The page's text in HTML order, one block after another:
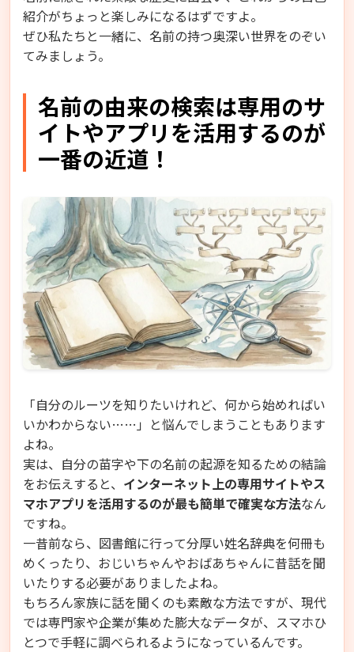
紹介がちょっと楽しみになるはずですよ。
ぜひ私たちと一緒に、名前の持つ奥深い世界をのぞい
てみましょう。
名前の由来の検索は専用のサ
イトやアプリを活用するのが
一番の近道！
「自分のルーツを知りたいけれど、何から始めればい
いかわからない……」と悩んでしまうこともあります
よね。
実は、自分の苗字や下の名前の起源を知るための結論
をお伝えすると、 インターネット上の専用サイトやス
マホアプリを活用するのが最も簡単で確実な方法なん
ですね。
一昔前なら、図書館に行って分厚い姓名辞典を何冊も
めくったり、おじいちゃんやおばあちゃんに昔話を聞
いたりする必要がありましたよね。
もちろん家族に話を聞くのも素敵な方法ですが、現代
では専門家や企業が集めた膨大なデータが、スマホひ
とつで手軽に調べられるようになっているんです。